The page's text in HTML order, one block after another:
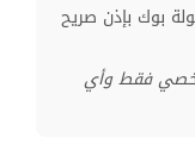
بوك بإذن صريح
فقط وأي